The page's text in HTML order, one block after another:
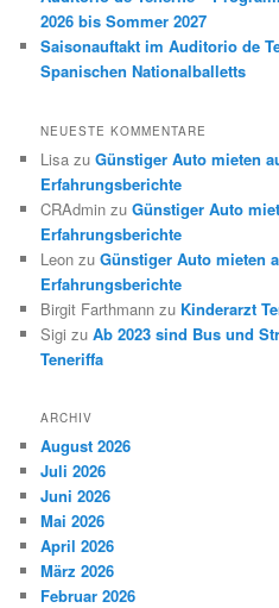
2026 bis Sommer 2027
Saisonauftakt im Auditorio de
Spanischen Nationalballetts
NEUESTE KOMMENTARE
Lisa zuGünstiger Auto mieten
Erfahrungsberichte
CRAdmin zuGünstiger Auto
Erfahrungsberichte
Leon zuGünstiger Auto mieten
Erfahrungsberichte
Birgit Farthmann zu Kinderarzt
Sigi zuAb 2023 sind Bus und
Teneriffa
ARCHIV
August 2026
Juli 2026
Juni 2026
Mai 2026
April 2026
März 2026
Februar 2026